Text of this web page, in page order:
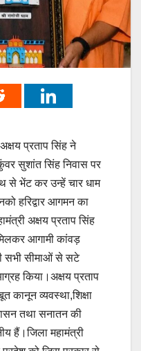
प्रताप सिंह ने
सुशांत सिंह निवास पर
से भेंट कर उन्हें चार धाम
हरिद्वार आगमन का
अक्षय प्रताप सिंह
आगामी कांवड़
सभी सीमाओं से सटे
किया।अक्षय प्रताप
कानून व्यवस्था,शिक्षा
तथा सनातन की
हैं।जिला महामंत्री